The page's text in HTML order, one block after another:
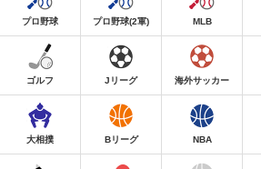
プロ野球 プロ野球(2軍) MLB
ゴルフ Jリーグ 海外サッカー
大相撲 Bリーグ NBA